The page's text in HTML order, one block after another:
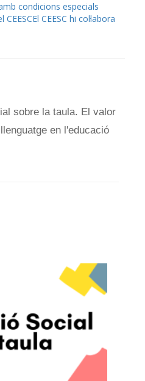
condicions especials
CEESCEl CEESC hi col·labora
sobre la taula. El valor
en l'educació